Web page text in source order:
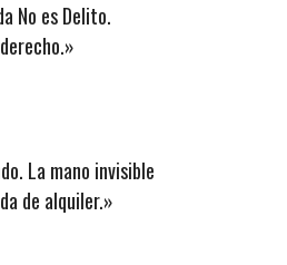
No es Delito.
La mano invisible
de alquiler.»